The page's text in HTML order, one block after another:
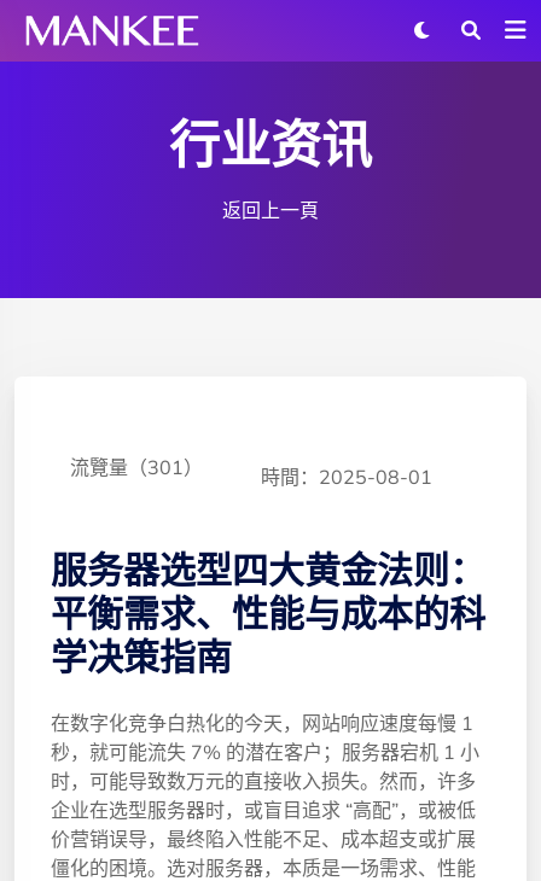
行业资讯
返回上一頁
流覽量（301） 時間：2025-08-01
服务器选型四大黄金法则：
平衡需求、性能与成本的科
学决策指南
在数字化竞争白热化的今天，网站响应速度每慢 1
秒，就可能流失 7% 的潜在客户；服务器宕机 1 小
时，可能导致数万元的直接收入损失。然而，许多
企业在选型服务器时，或盲目追求 “高配”，或被低
价营销误导，最终陷入性能不足、成本超支或扩展
僵化的困境。选对服务器，本质是一场需求、性能